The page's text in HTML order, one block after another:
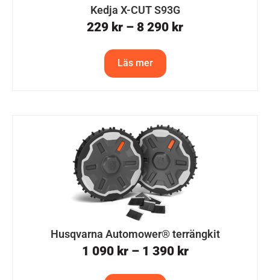
Kedja X-CUT S93G
229 kr – 8 290 kr
Läs mer
Husqvarna Automower® terrängkit
1 090 kr – 1 390 kr